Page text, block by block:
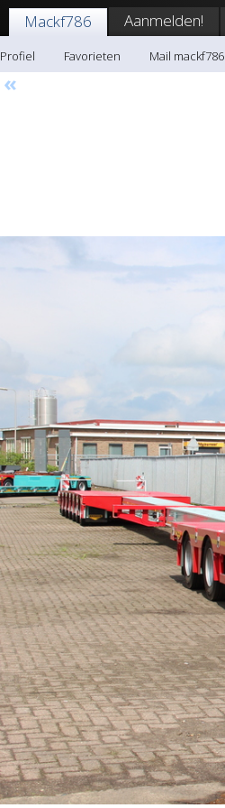
Mackf786 Aanmelden!
Profiel Favorieten
Mail mackf786
«